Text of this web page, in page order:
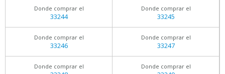
Donde comprar el
33244
Donde comprar el
33245
Donde comprar el
33246
Donde comprar el
33247
Donde comprar el Donde comprar el